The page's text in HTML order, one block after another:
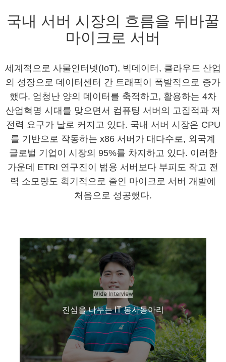
국내 서버 시장의 흐름을 뒤바꿀
마이크로 서버
세계적으로 사물인터넷(IoT), 빅데이터, 클라우드 산업
의 성장으로 데이터센터 간 트래픽이 폭발적으로 증가
했다. 엄청난 양의 데이터를 축적하고, 활용하는 4차
산업혁명 시대를 맞으면서 컴퓨팅 서버의 고집적과 저
전력 요구가 날로 커지고 있다. 국내 서버 시장은 CPU
를 기반으로 작동하는 x86 서버가 대다수로, 외국계
글로벌 기업이 시장의 95%를 차지하고 있다. 이러한
가운데 ETRI 연구진이 범용 서버보다 부피도 작고 전
력 소모량도 획기적으로 줄인 마이크로 서버 개발에
처음으로 성공했다.
Wide Interview
진심을 나누는 IT 봉사동아리